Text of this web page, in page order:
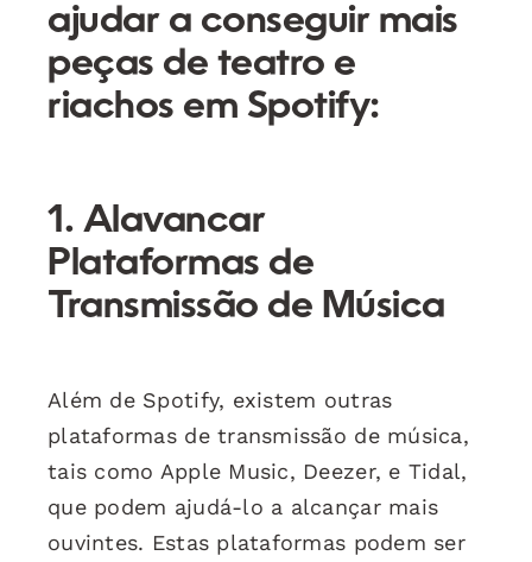
ajudar a conseguir mais
peças de teatro e
riachos em Spotify:
1. Alavancar
Plataformas de
Transmissão de Música
Além de Spotify, existem outras
plataformas de transmissão de música,
tais como Apple Music, Deezer, e Tidal,
que podem ajudá-lo a alcançar mais
ouvintes. Estas plataformas podem ser